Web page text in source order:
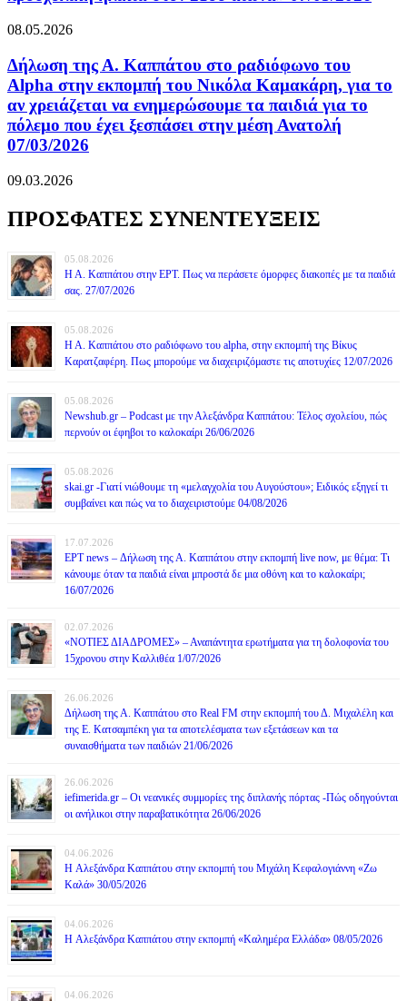
08.05.2026
Δήλωση της Α. Καππάτου στο ραδιόφωνο του
Alpha στην εκπομπή του Νικόλα Καμακάρη, για το
αν χρειάζεται να ενημερώσουμε τα παιδιά για το
πόλεμο που έχει ξεσπάσει στην μέση Ανατολή
07/03/2026
09.03.2026
ΠΡΟΣΦΑΤΕΣ ΣΥΝΕΝΤΕΥΞΕΙΣ
05.08.2026
Η Α. Καππάτου στην ΕΡΤ. Πως να περάσετε όμορφες διακοπές με τα παιδιά
σας. 27/07/2026
05.08.2026
Η Α. Καππάτου στο ραδιόφωνο του alpha, στην εκπομπή της Βίκυς
Καρατζαφέρη. Πως μπορούμε να διαχειριζόμαστε τις αποτυχίες 12/07/2026
05.08.2026
Newshub.gr – Podcast με την Αλεξάνδρα Καππάτου: Τέλος σχολείου, πώς
περνούν οι έφηβοι το καλοκαίρι 26/06/2026
05.08.2026
skai.gr -Γιατί νιώθουμε τη «μελαγχολία του Αυγούστου»; Ειδικός εξηγεί τι
συμβαίνει και πώς να το διαχειριστούμε 04/08/2026
17.07.2026
ΕΡΤ news – Δήλωση της Α. Καππάτου στην εκπομπή live now, με θέμα: Τι
κάνουμε όταν τα παιδιά είναι μπροστά δε μια οθόνη και το καλοκαίρι;
16/07/2026
02.07.2026
«ΝΟΤΙΕΣ ΔΙΑΔΡΟΜΕΣ» – Αναπάντητα ερωτήματα για τη δολοφονία του
15χρονου στην Καλλιθέα 1/07/2026
26.06.2026
Δήλωση της Α. Καππάτου στο Real FM στην εκπομπή του Δ. Μιχαλέλη και
της Ε. Κατσαμπέκη για τα αποτελέσματα των εξετάσεων και τα
συναισθήματα των παιδιών 21/06/2026
26.06.2026
iefimerida.gr – Οι νεανικές συμμορίες της διπλανής πόρτας -Πώς οδηγούνται
οι ανήλικοι στην παραβατικότητα 26/06/2026
04.06.2026
H Αλεξάνδρα Καππάτου στην εκπομπή του Μιχάλη Κεφαλογιάννη «Ζω
Καλά» 30/05/2026
04.06.2026
H Αλεξάνδρα Καππάτου στην εκπομπή «Καλημέρα Ελλάδα» 08/05/2026
04.06.2026